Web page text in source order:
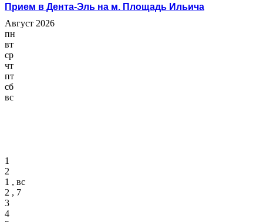
Прием в Дента-Эль на м. Площадь Ильича
Август 2026
пн
вт
ср
чт
пт
сб
вс
1
2
1 , вс
2 , 7
3
4